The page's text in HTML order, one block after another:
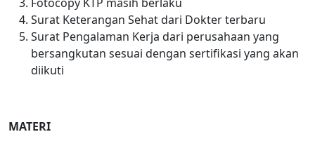
Surat Keterangan Sehat dari Dokter terbaru
Surat Pengalaman Kerja dari perusahaan yang
bersangkutan sesuai dengan sertifikasi yang akan
diikuti
MATERI